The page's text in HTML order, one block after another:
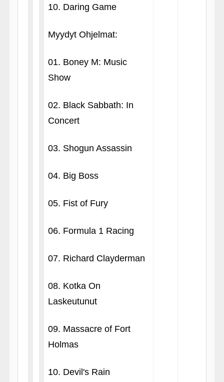
10. Daring Game
Myydyt Ohjelmat:
01. Boney M: Music
Show
02. Black Sabbath: In
Concert
03. Shogun Assassin
04. Big Boss
05. Fist of Fury
06. Formula 1 Racing
07. Richard Clayderman
08. Kotka On
Laskeutunut
09. Massacre of Fort
Holmas
10. Devil's Rain